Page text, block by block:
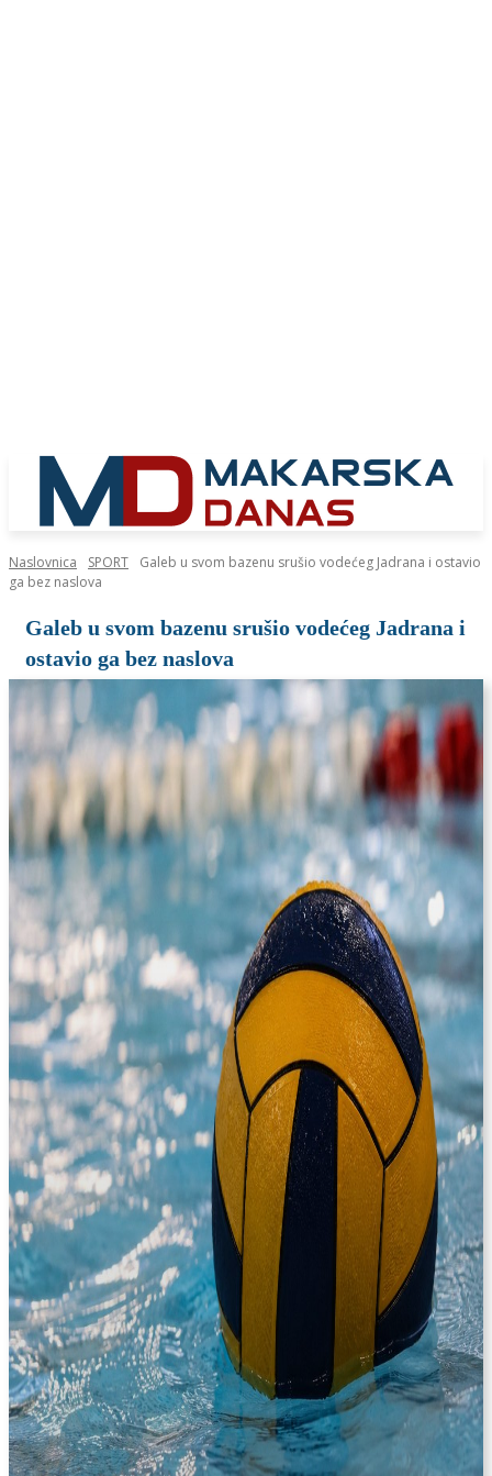
Naslovnica SPORT
Galeb u svom bazenu srušio vodećeg Jadrana i ostavio
ga bez naslova
Galeb u svom bazenu srušio vodećeg Jadrana i
ostavio ga bez naslova